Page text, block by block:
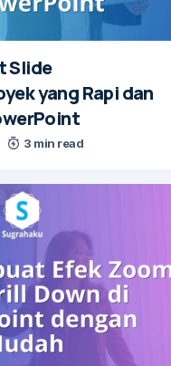
Slide
yang Rapi dan
3 min read